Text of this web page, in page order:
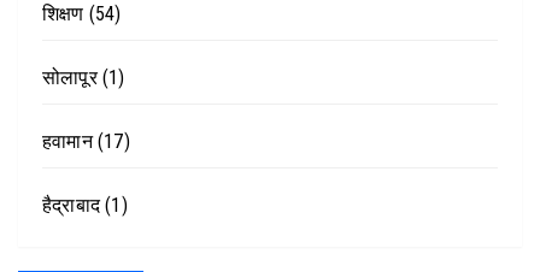
शिक्षण (54)
सोलापूर(1)
हवामान(17)
हैद्राबाद(1)